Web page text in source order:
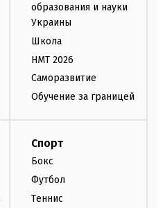
образования и науки
Украины
Школа
НМТ 2026
Саморазвитие
Обучение за границей
Спорт
Бокс
Футбол
Теннис